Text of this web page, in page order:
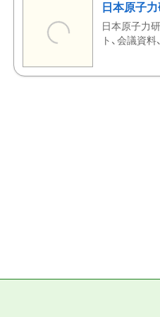
日本原子
日本原子力
ト、会議資